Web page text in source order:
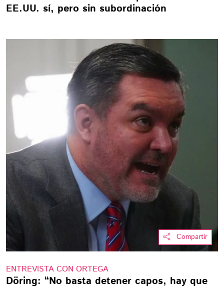
EE.UU. sí, pero sin subordinación
Compartir
ENTREVISTA CON ORTEGA
Döring: “No basta detener capos, hay que